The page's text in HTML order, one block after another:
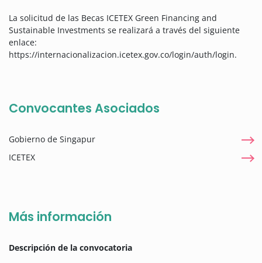
La solicitud de las Becas ICETEX Green Financing and
Sustainable Investments se realizará a través del siguiente
enlace:
https://internacionalizacion.icetex.gov.co/login/auth/login.
Convocantes Asociados
Gobierno de Singapur
ICETEX
Más información
Descripción de la convocatoria